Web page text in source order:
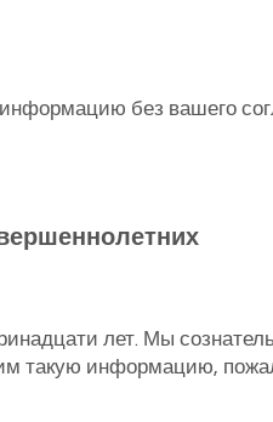
без вашего
лет. Мы
такую информацию,